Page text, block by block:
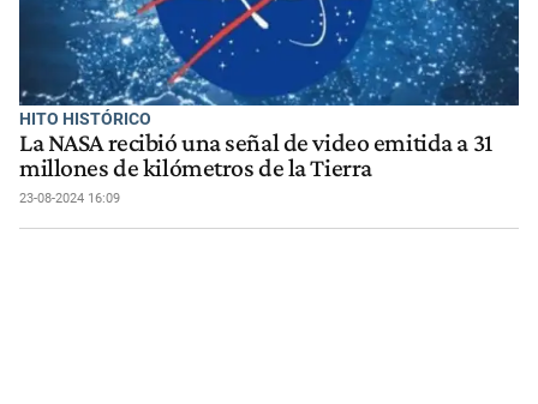
HITO HISTÓRICO
La NASA recibió una señal de video emitida a 31
millones de kilómetros de la Tierra
23-08-2024 16:09